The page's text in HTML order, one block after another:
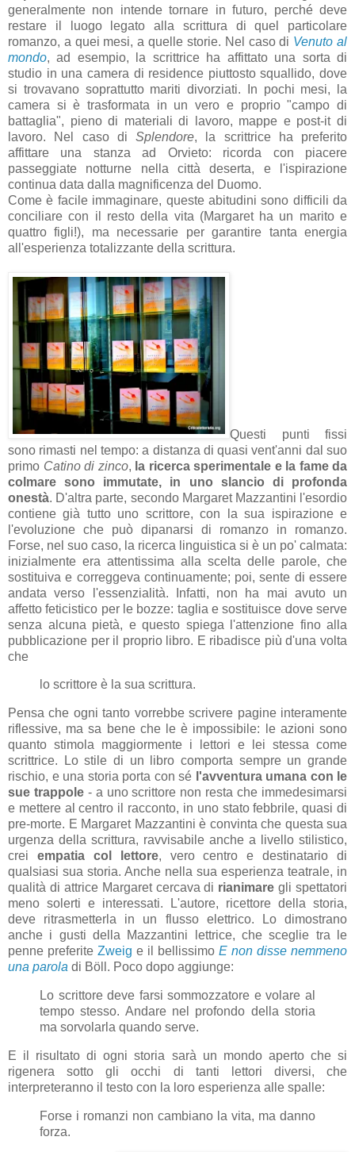
generalmente non intende tornare in futuro, perché deve
restare il luogo legato alla scrittura di quel particolare
romanzo, a quei mesi, a quelle storie. Nel caso di Venuto al
mondo, ad esempio, la scrittrice ha affittato una sorta di
studio in una camera di residence piuttosto squallido, dove
si trovavano soprattutto mariti divorziati. In pochi mesi, la
camera si è trasformata in un vero e proprio "campo di
battaglia", pieno di materiali di lavoro, mappe e post-it di
lavoro. Nel caso di Splendore, la scrittrice ha preferito
affittare una stanza ad Orvieto: ricorda con piacere
passeggiate notturne nella città deserta, e l'ispirazione
continua data dalla magnificenza del Duomo.
Come è facile immaginare, queste abitudini sono difficili da
conciliare con il resto della vita (Margaret ha un marito e
quattro figli!), ma necessarie per garantire tanta energia
all'esperienza totalizzante della scrittura.
Questi punti fissi
sono rimasti nel tempo: a distanza di quasi vent'anni dal suo
primo Catino di zinco, la ricerca sperimentale e la fame da
colmare sono immutate, in uno slancio di profonda
onestà. D'altra parte, secondo Margaret Mazzantini l'esordio
contiene già tutto uno scrittore, con la sua ispirazione e
l'evoluzione che può dipanarsi di romanzo in romanzo.
Forse, nel suo caso, la ricerca linguistica si è un po' calmata:
inizialmente era attentissima alla scelta delle parole, che
sostituiva e correggeva continuamente; poi, sente di essere
andata verso l'essenzialità. Infatti, non ha mai avuto un
affetto feticistico per le bozze: taglia e sostituisce dove serve
senza alcuna pietà, e questo spiega l'attenzione fino alla
pubblicazione per il proprio libro. E ribadisce più d'una volta
che
lo scrittore è la sua scrittura.
Pensa che ogni tanto vorrebbe scrivere pagine interamente
riflessive, ma sa bene che le è impossibile: le azioni sono
quanto stimola maggiormente i lettori e lei stessa come
scrittrice. Lo stile di un libro comporta sempre un grande
rischio, e una storia porta con sé l'avventura umana con le
sue trappole- a uno scrittore non resta che immedesimarsi
e mettere al centro il racconto, in uno stato febbrile, quasi di
pre-morte. E Margaret Mazzantini è convinta che questa sua
urgenza della scrittura, ravvisabile anche a livello stilistico,
crei empatia col lettore, vero centro e destinatario di
qualsiasi sua storia. Anche nella sua esperienza teatrale, in
qualità di attrice Margaret cercava di rianimaregli spettatori
meno solerti e interessati. L'autore, ricettore della storia,
deve ritrasmetterla in un flusso elettrico. Lo dimostrano
anche i gusti della Mazzantini lettrice, che sceglie tra le
penne preferite Zweig e il bellissimo E non disse nemmeno
una parola di Böll. Poco dopo aggiunge:
Lo scrittore deve farsi sommozzatore e volare al
tempo stesso. Andare nel profondo della storia
ma sorvolarla quando serve.
E il risultato di ogni storia sarà un mondo aperto che si
rigenera sotto gli occhi di tanti lettori diversi, che
interpreteranno il testo con la loro esperienza alle spalle:
Forse i romanzi non cambiano la vita, ma danno
forza.